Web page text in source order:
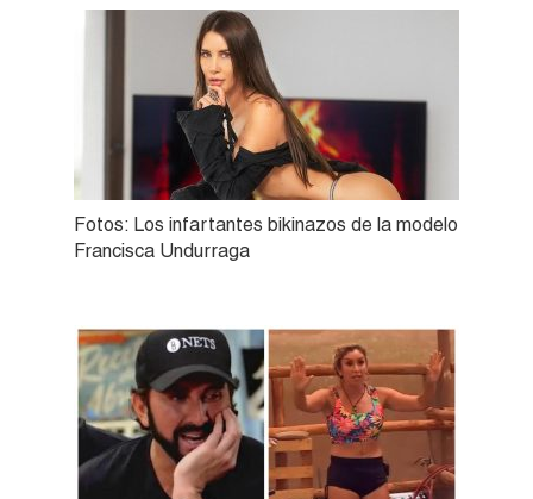
Fotos: Los infartantes bikinazos de la modelo
Francisca Undurraga